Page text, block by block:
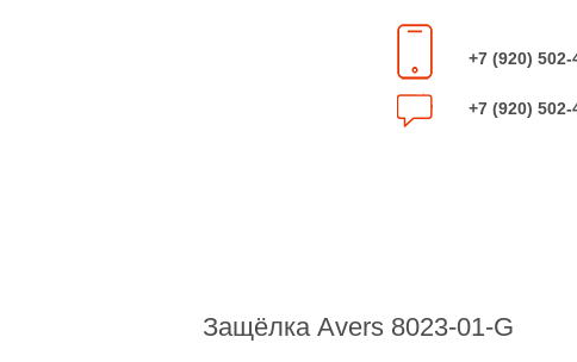
+7 (920) 502-
+7 (920) 502-
Защёлка Avers 8023-01-G